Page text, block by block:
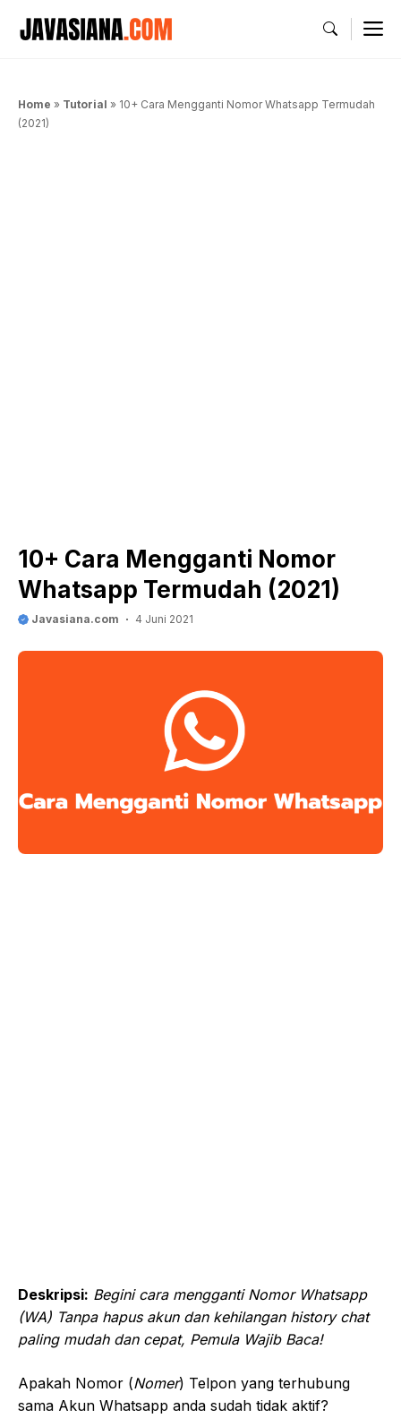
Home » Tutorial » 10+ Cara Mengganti Nomor Whatsapp Termudah
(2021)
10+ Cara Mengganti Nomor
Whatsapp Termudah (2021)
Javasiana.com 4 Juni 2021
Deskripsi: Begini cara mengganti Nomor Whatsapp
(WA) Tanpa hapus akun dan kehilangan history chat
paling mudah dan cepat, Pemula Wajib Baca!
Apakah Nomor (Nomer) Telpon yang terhubung
sama Akun Whatsapp anda sudah tidak aktif?